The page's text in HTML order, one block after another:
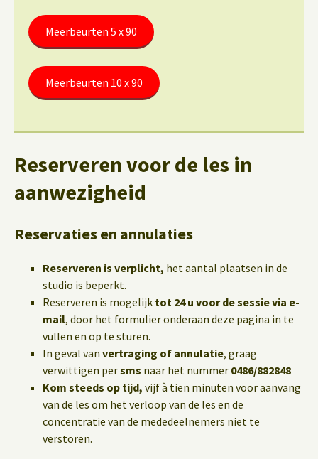
Meerbeurten 5 x 90
Meerbeurten 10 x 90
Reserveren voor de les in
aanwezigheid
Reservaties en annulaties
Reserveren is verplicht, het aantal plaatsen in de
studio is beperkt.
Reserveren is mogelijk tot 24 u voor de sessie via e-
mail, door het formulier onderaan deze pagina in te
vullen en op te sturen.
In geval van vertraging of annulatie, graag
verwittigen persms naar het nummer 0486/882848
Kom steeds op tijd, vijf à tien minuten voor aanvang
van de les om het verloop van de les en de
concentratie van de mededeelnemers niet te
verstoren.